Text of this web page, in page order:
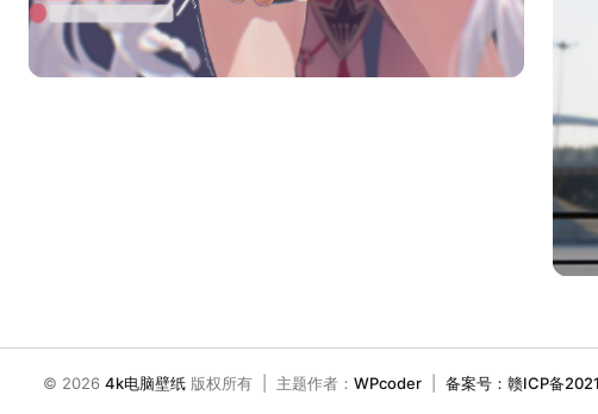
© 2026 4k电脑壁纸 版权所有 | 主题作者： WPcoder 备案号：赣ICP备